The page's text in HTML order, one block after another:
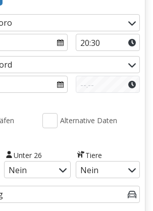
Alternative Daten
Unter 26 Tiere